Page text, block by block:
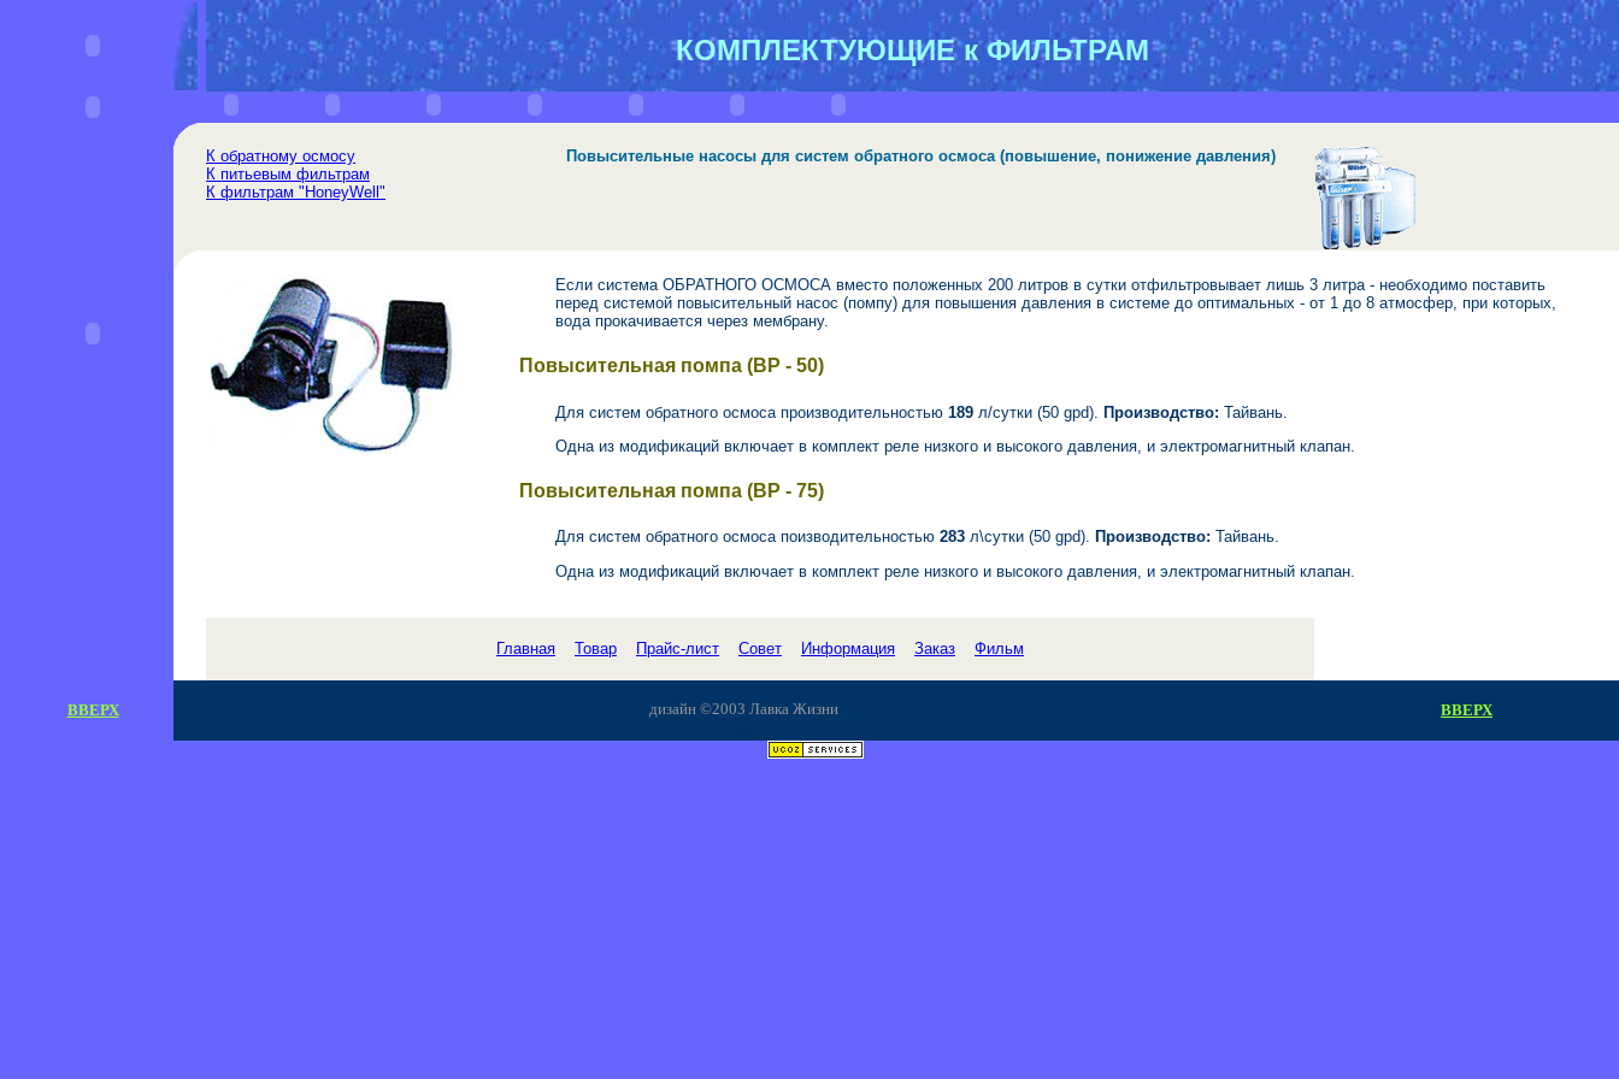
КОМПЛЕКТУЮЩИЕ к ФИЛЬТРАМ
К обратному осмосу
К питьевым фильтрам
К фильтрам "HoneyWell"
Повысительные насосы для систем обратного осмоса (повышение, понижение давления)
Если система ОБРАТНОГО ОСМОСА вместо положенных 200 литров в сутки отфильтровывает лишь 3 литра - необходимо поставить
перед системой повысительный насос (помпу) для повышения давления в системе до оптимальных - от 1 до 8 атмосфер, при которых,
вода прокачивается через мембрану.
Повысительная помпа (ВР - 50)
Для систем обратного осмоса производительностью 189 л/сутки (50 gpd). Производство: Тайвань.
Одна из модификаций включает в комплект реле низкого и высокого давления, и электромагнитный клапан.
Повысительная помпа (ВР - 75)
Для систем обратного осмоса поизводительностью 283 л\сутки (50 gpd). Производство: Тайвань.
Одна из модификаций включает в комплект реле низкого и высокого давления, и электромагнитный клапан.
Главная Товар Прайс-лист Совет Информация Заказ Фильм
ВВЕРХ дизайн ©2003 Лавка Жизни ВВЕРХ